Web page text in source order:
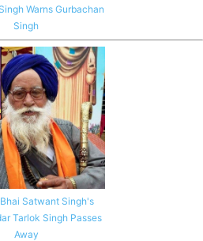
Warns Gurbachan
Singh
Satwant Singh's
Tarlok Singh Passes
Away